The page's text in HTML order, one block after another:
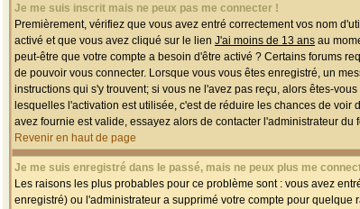
Je me suis inscrit mais ne peux pas me connecter !
Premièrement, vérifiez que vous avez entré correctement vos nom
activé et que vous avez cliqué sur le lien J'ai moins de 13 ans au
peut-être que votre compte a besoin d'être activé ? Certains forums
de pouvoir vous connecter. Lorsque vous vous êtes enregistré, un
instructions qui s'y trouvent; si vous ne l'avez pas reçu, alors êtes-
lesquelles l'activation est utilisée, c'est de réduire les chances de
avez fournie est valide, essayez alors de contacter l'administrateur du
Revenir en haut de page
Je me suis enregistré dans le passé, mais ne peux plus me
Les raisons les plus probables pour ce problème sont : vous avez
enregistré) ou l'administrateur a supprimé votre compte pour